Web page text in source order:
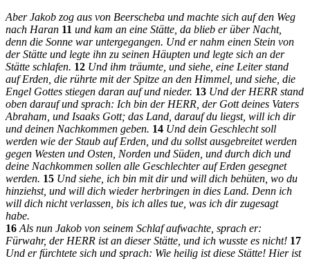
Aber Jakob zog aus von Beerscheba und machte sich auf den Weg
nach Haran 11 und kam an eine Stätte, da blieb er über Nacht,
denn die Sonne war untergegangen. Und er nahm einen Stein von
der Stätte und legte ihn zu seinen Häupten und legte sich an der
Stätte schlafen. 12 Und ihm träumte, und siehe, eine Leiter stand
auf Erden, die rührte mit der Spitze an den Himmel, und siehe, die
Engel Gottes stiegen daran auf und nieder. 13 Und der HERR stand
oben darauf und sprach: Ich bin der HERR, der Gott deines Vaters
Abraham, und Isaaks Gott; das Land, darauf du liegst, will ich dir
und deinen Nachkommen geben. 14 Und dein Geschlecht soll
werden wie der Staub auf Erden, und du sollst ausgebreitet werden
gegen Westen und Osten, Norden und Süden, und durch dich und
deine Nachkommen sollen alle Geschlechter auf Erden gesegnet
werden. 15 Und siehe, ich bin mit dir und will dich behüten, wo du
hinziehst, und will dich wieder herbringen in dies Land. Denn ich
will dich nicht verlassen, bis ich alles tue, was ich dir zugesagt
habe.
16 Als nun Jakob von seinem Schlaf aufwachte, sprach er:
Fürwahr, der HERR ist an dieser Stätte, und ich wusste es nicht! 17
Und er fürchtete sich und sprach: Wie heilig ist diese Stätte! Hier ist